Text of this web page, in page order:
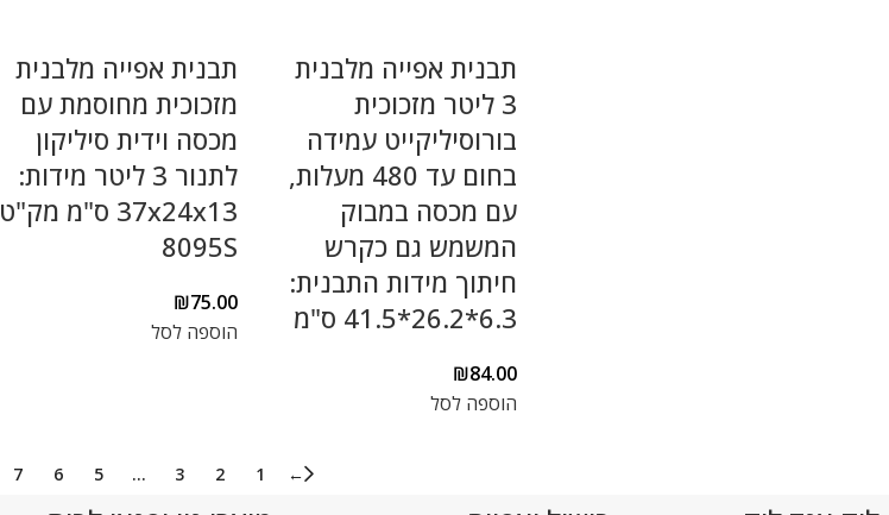
תבנית אפייה מלבנית
3 ליטר מזכוכית
בורוסיליקייט עמידה
בחום עד 480 מעלות,
עם מכסה במבוק
המשמש גם כקרש
חיתוך מידות התבנית:
6.3*26.2*41.5 ס"מ
₪84.00
הוספה לסל
תבנית אפייה מלבנית
מזכוכית מחוסמת עם
מכסה וידית סיליקון
לתנור 3 ליטר מידות:
37x24x13 ס"מ מק"ט
8095S
₪75.00
הוספה לסל
←
1
2
3
…
5
6
7